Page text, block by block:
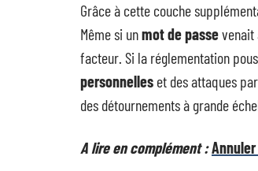
Grâce à cette couche
Même si unmot de passevenait
facteur. Si la réglementation
personnelles et des attaques par
des détournements à grande
A lire en complément :